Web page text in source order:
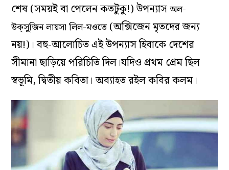
শেষ (সময়ই বা পেলেন কতটুকু!) উপন্যাসঅল-
উক্‌সুজিন লায়সা লিল-মওতে(অক্সিজেন মৃতদের জন্য
নয়!)। বহু-আলোচিত এই উপন্যাস হিবাকে দেশের
সীমানা ছাড়িয়ে পরিচিতি দিল।যদিও প্রথম প্রেম ছিল
স্বভূমি, দ্বিতীয় কবিতা। অব্যাহত রইল কবির কলম।